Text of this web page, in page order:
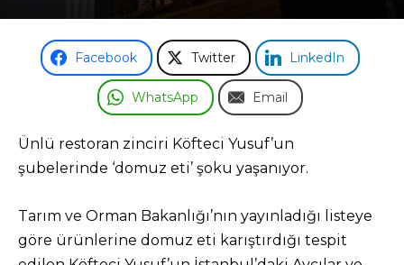
Facebook Twitter LinkedIn
WhatsApp Email
Ünlü restoran zinciri Köfteci Yusuf’un
şubelerinde ‘domuz eti’ şoku yaşanıyor.
Tarım ve Orman Bakanlığı’nın yayınladığı listeye
göre ürünlerine domuz eti karıştırdığı tespit